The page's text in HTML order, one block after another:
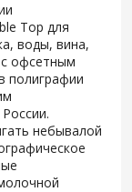
Top для
воды, вина,
офсетным
полиграфии
небывалой